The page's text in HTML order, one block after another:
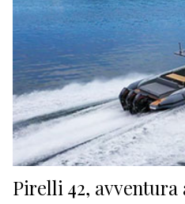
INDUSTRIA
RICERCA
ECONOMIA
TURISMO
CULTURA
Pirelli 42, avventura